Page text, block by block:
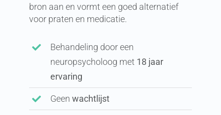
bron aan en vormt een goed alternatief
voor praten en medicatie.
Behandeling door een
neuropsycholoog met 18 jaar
ervaring
Geenwachtlijst